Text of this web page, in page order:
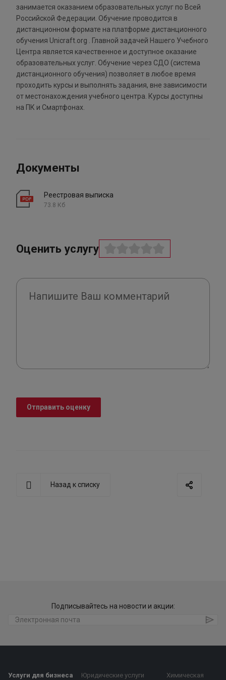
занимается оказанием образовательных услуг по Всей
Российской Федерации. Обучение проводится в
дистанционном формате на платформе дистанционного
обучения Unicraft.org . Главной задачей Нашего Учебного
Центра является качественное и доступное оказание
образовательных услуг. Обучение через СДО (система
дистанционного обучения) позволяет в любое время
проходить курсы и выполнять задания, вне зависимости
от местонахождения учебного центра. Курсы доступны
на ПК и Смартфонах.
Документы
Реестровая выписка
73.8 Кб
Оценить услугу
Отправить оценку
Назад к списку
Подписывайтесь на новости и акции:
Услуги для бизнеса
Юридические услуги
Химическая